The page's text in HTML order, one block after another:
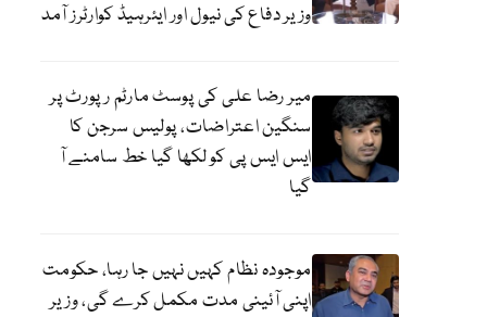
وزیر دفاع کی نیول اور ایئرہیڈ کوارٹرز آمد
میر رضا علی کی پوسٹ مارٹم رپورٹ پر
سنگین اعتراضات، پولیس سرجن کا
ایس ایس پی کو لکھا گیا خط سامنے آ
گیا
موجودہ نظام کہیں نہیں جا رہا، حکومت
اپنی آئینی مدت مکمل کرے گی، وزیر